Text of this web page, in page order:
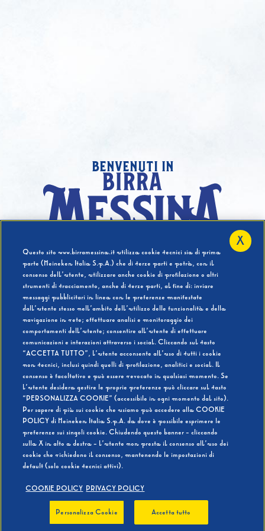
benvenuti in
Hai compiuto 18 Anni?
SI NO
BEVI RESPONSABILMENTE
Questo sito www.birramessina.it utilizza cookie tecnici sia di prima
parte (Heineken Italia S.p.A.) che di terze parti e potrà, con il
consenso dell’utente, utilizzare anche cookie di profilazione o altri
strumenti di tracciamento, anche di terze parti, al fine di: inviare
messaggi pubblicitari in linea con le preferenze manifestate
dall’utente stesso nell’ambito dell’utilizzo delle funzionalità e della
navigazione in rete; effettuare analisi e monitoraggio dei
comportamenti dell’utente; consentire all’utente di effettuare
comunicazioni e interazioni attraverso i social. Cliccando sul tasto
“ACCETTA TUTTO”, l’utente acconsente all’uso di tutti i cookie
non tecnici, inclusi quindi quelli di profilazione, analitici e social. Il
consenso è facoltativo e può essere revocato in qualsiasi momento. Se
l’utente desidera gestire le proprie preferenze può cliccare sul tasto
“PERSONALIZZA COOKIE” (accessibile in ogni momento dal sito).
Per sapere di più sui cookie che usiamo può accedere alla COOKIE
POLICY di Heineken Italia S.p.A. da dove è possibile esprimere le
preferenze sui singoli cookie. Chiudendo questo banner - cliccando
sulla X in alto a destra - l’utente non presta il consenso all’uso dei
cookie che richiedono il consenso, mantenendo le impostazioni di
default (solo cookie tecnici attivi).
COOKIE POLICY PRIVACY POLICY
Personalizza Cookie Accetta tutto
X